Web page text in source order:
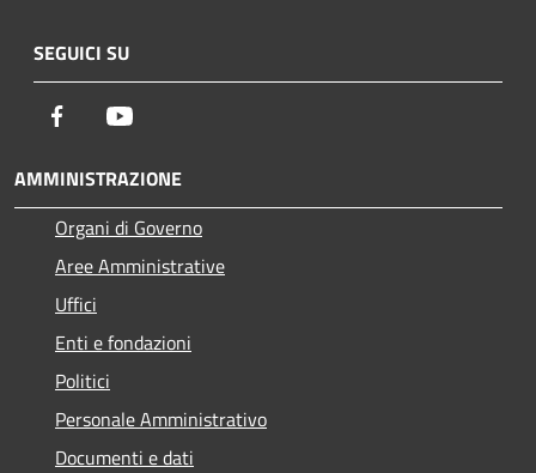
SEGUICI SU
Facebook
AMMINISTRAZIONE
Organi di Governo
Aree Amministrative
Uffici
Enti e fondazioni
Politici
Personale Amministrativo
Documenti e dati